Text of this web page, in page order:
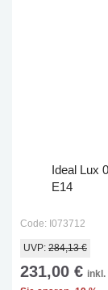
Ideal Lux
E14
Code: I073712
UVP: 284,13 €
231,00 € inkl.